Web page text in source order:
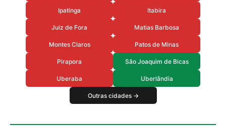
Ipatinga Itabira
Juiz de Fora Matias Barbosa
Montes Claros Patos de Minas
Pirapora São Joaquim de Bicas
Uberaba Uberlândia
Outras cidades →